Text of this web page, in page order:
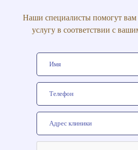
Наши специалисты помогут
услугу в соответствии с